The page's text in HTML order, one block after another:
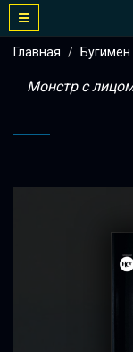
Главная Бугимен
Монстр с